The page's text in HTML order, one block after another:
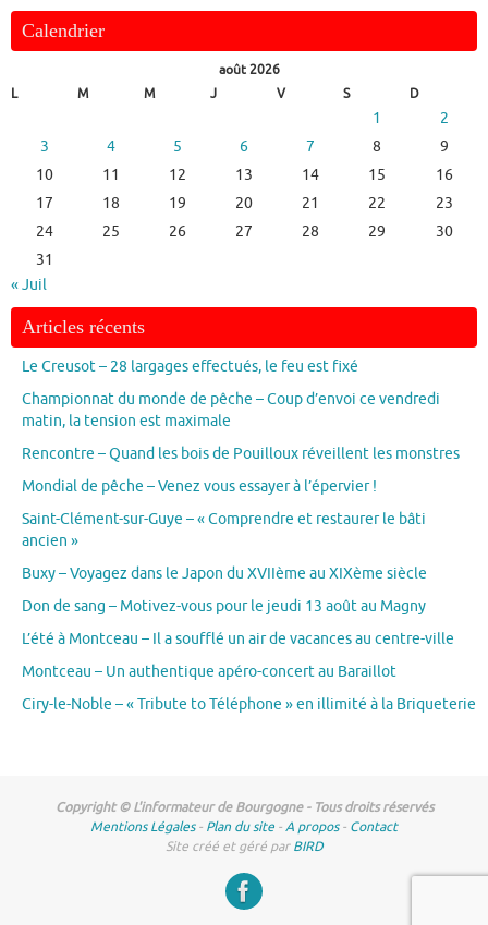
Calendrier
août 2026
L
M M J V S D
1
2
3
4 5 6 7 8
9
10
11 12 13 14 15
16
17
18 19 20 21 22
23
24
25 26 27 28 29
30
31
« Juil
Articles récents
Le Creusot – 28 largages effectués, le feu est fixé
Championnat du monde de pêche – Coup d’envoi ce vendredi
matin, la tension est maximale
Rencontre – Quand les bois de Pouilloux réveillent les monstres
Mondial de pêche – Venez vous essayer à l’épervier !
Saint-Clément-sur-Guye – « Comprendre et restaurer le bâti
ancien »
Buxy – Voyagez dans le Japon du XVIIème au XIXème siècle
Don de sang – Motivez-vous pour le jeudi 13 août au Magny
L’été à Montceau – Il a soufflé un air de vacances au centre-ville
Montceau – Un authentique apéro-concert au Baraillot
Ciry-le-Noble – « Tribute to Téléphone » en illimité à la Briqueterie
Copyright © L'informateur de Bourgogne - Tous droits réservés
Mentions Légales- Plan du site -A propos- Contact
Site créé et géré parBIRD